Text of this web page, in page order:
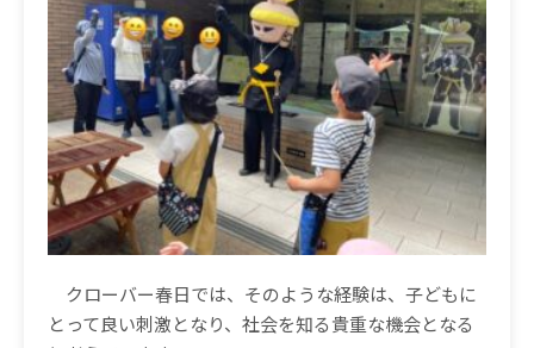
クローバー春日では、そのような経験は、子どもに
とって良い刺激となり、社会を知る貴重な機会となる